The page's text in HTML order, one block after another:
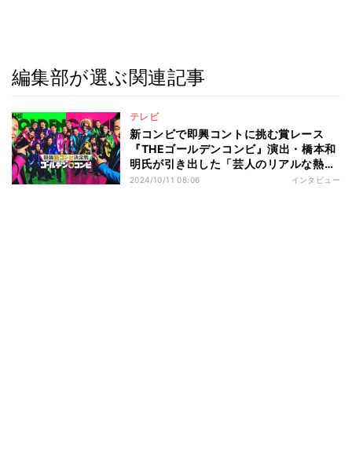
編集部が選ぶ関連記事
テレビ
新コンビで即興コントに挑む賞レース
『THEゴールデンコンビ』演出・橋本和
明氏が引き出した「芸人のリアルな熱
量」
2024/10/11 08:06 インタビュー